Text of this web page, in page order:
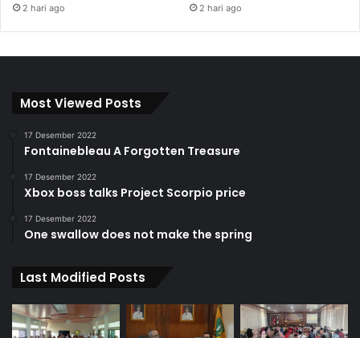
2 hari ago 2 hari ago
Most Viewed Posts
17 Desember 2022
Fontainebleau A Forgotten Treasure
17 Desember 2022
Xbox boss talks Project Scorpio price
17 Desember 2022
One swallow does not make the spring
Last Modified Posts